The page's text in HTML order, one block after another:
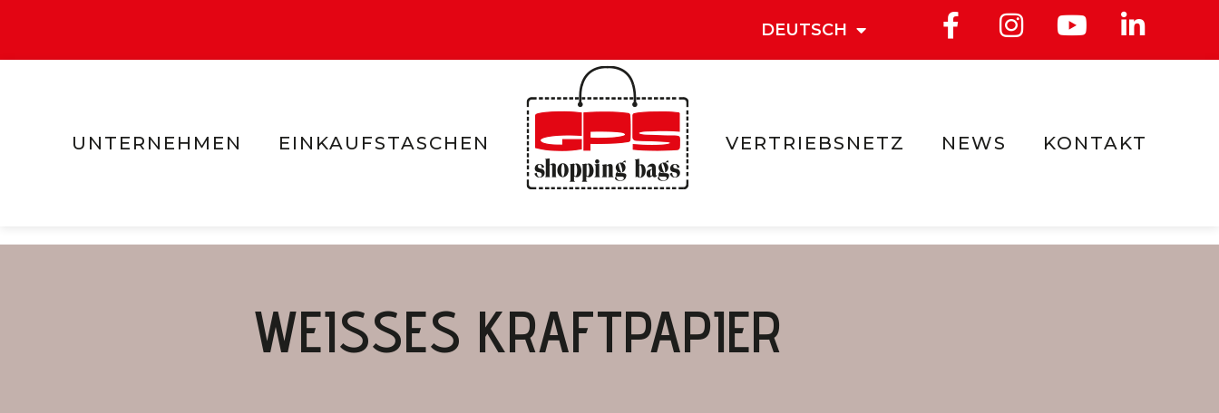
DEUTSCH
UNTERNEHMEN EINKAUFSTASCHEN VERTRIEBSNETZ NEWS KONTAKT
WEISSES KRAFTPAPIER